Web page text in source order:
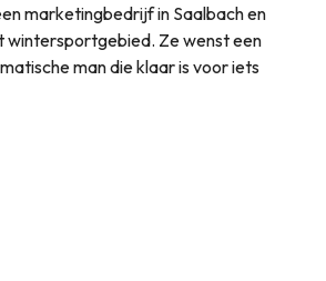
marketingbedrijf in Saalbach en
wintersportgebied. Ze wenst een
man die klaar is voor iets